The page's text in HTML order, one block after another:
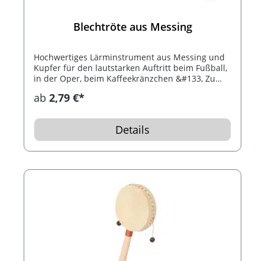
Blechtröte aus Messing
Hochwertiges Lärminstrument aus Messing und
Kupfer für den lautstarken Auftritt beim Fußball,
in der Oper, beim Kaffeekränzchen &#133, Zu
Ihren Ohrenarzt!
ab 2,79 €*
Details